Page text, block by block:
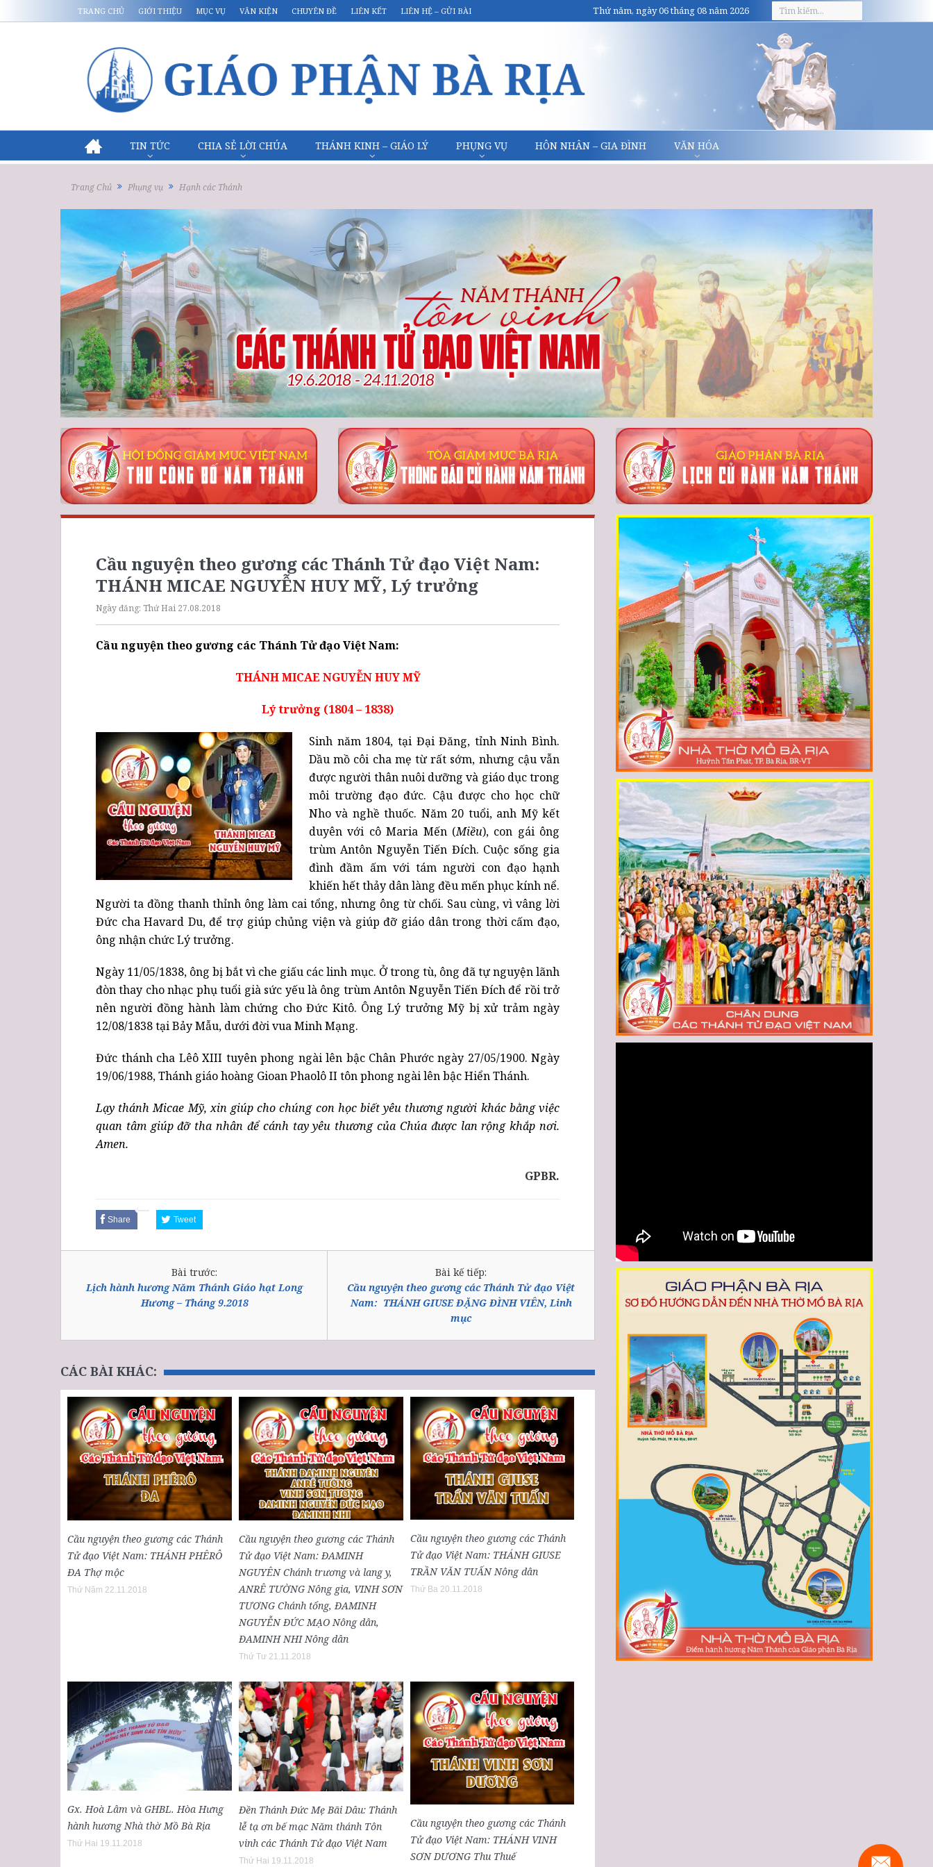
TRANG CHỦ GIỚI THIỆU MỤC VỤ VĂN KIỆN CHUYÊN ĐỀ LIÊN KẾT LIÊN HỆ – GỬI BÀI Thứ năm, ngày 06 tháng 08 năm 2026
TIN TỨC CHIA SẺ LỜI CHÚA THÁNH KINH – GIÁO LÝ PHỤNG VỤ HÔN NHÂN – GIA ĐÌNH VĂN HÓA
Trang Chủ Phụng vụ Hạnh các Thánh
Cầu nguyện theo gương các Thánh Tử đạo Việt Nam:
THÁNH MICAE NGUYỄN HUY MỸ, Lý trưởng
Ngày đăng: Thứ Hai 27.08.2018
Cầu nguyện theo gương các Thánh Tử đạo Việt Nam:
THÁNH MICAE NGUYỄN HUY MỸ
Lý trưởng (1804 – 1838)
Sinh năm 1804, tại Đại Đăng, tỉnh Ninh Bình.
Dầu mồ côi cha mẹ từ rất sớm, nhưng cậu vẫn
được người thân nuôi dưỡng và giáo dục trong
môi trường đạo đức. Cậu được cho học chữ
Nho và nghề thuốc. Năm 20 tuổi, anh Mỹ kết
duyên với cô Maria Mến (Miều), con gái ông
trùm Antôn Nguyễn Tiến Đích. Cuộc sống gia
đình đầm ấm với tám người con đạo hạnh
khiến hết thảy dân làng đều mến phục kính nể.
Người ta đồng thanh thỉnh ông làm cai tổng, nhưng ông từ chối. Sau cùng, vì vâng lời
Đức cha Havard Du, để trợ giúp chủng viện và giúp đỡ giáo dân trong thời cấm đạo,
ông nhận chức Lý trưởng.
Ngày 11/05/1838, ông bị bắt vì che giấu các linh mục. Ở trong tù, ông đã tự nguyện lãnh
đòn thay cho nhạc phụ tuổi già sức yếu là ông trùm Antôn Nguyễn Tiến Đích để rồi trở
nên người đồng hành làm chứng cho Đức Kitô. Ông Lý trưởng Mỹ bị xử trảm ngày
12/08/1838 tại Bảy Mẫu, dưới đời vua Minh Mạng.
Đức thánh cha Lêô XIII tuyên phong ngài lên bậc Chân Phước ngày 27/05/1900. Ngày
19/06/1988, Thánh giáo hoàng Gioan Phaolô II tôn phong ngài lên bậc Hiển Thánh.
Lạy thánh Micae Mỹ, xin giúp cho chúng con học biết yêu thương người khác bằng việc
quan tâm giúp đỡ tha nhân để cánh tay yêu thương của Chúa được lan rộng khắp nơi.
Amen.
GPBR.
Share Tweet
Bài trước:
Lịch hành hương Năm Thánh Giáo hạt Long
Hương – Tháng 9.2018
Bài kế tiếp:
Cầu nguyện theo gương các Thánh Tử đạo Việt
Nam: THÁNH GIUSE ĐẶNG ĐÌNH VIÊN, Linh
mục
CÁC BÀI KHÁC:
Cầu nguyện theo gương các Thánh
Tử đạo Việt Nam: THÁNH PHÊRÔ
ĐA Thợ mộc
Thứ Năm 22.11.2018
Cầu nguyện theo gương các Thánh
Tử đạo Việt Nam: ĐAMINH
NGUYÊN Chánh trương và lang y,
ANRÊ TƯỜNG Nông gia, VINH SƠN
TƯƠNG Chánh tổng, ĐAMINH
NGUYỄN ĐỨC MẠO Nông dân,
ĐAMINH NHI Nông dân
Thứ Tư 21.11.2018
Cầu nguyện theo gương các Thánh
Tử đạo Việt Nam: THÁNH GIUSE
TRẦN VĂN TUẤN Nông dân
Thứ Ba 20.11.2018
Gx. Hoà Lâm và GHBL. Hòa Hưng
hành hương Nhà thờ Mồ Bà Rịa
Thứ Hai 19.11.2018
Đền Thánh Đức Mẹ Bãi Dâu: Thánh
lễ tạ ơn bế mạc Năm thánh Tôn
vinh các Thánh Tử đạo Việt Nam
Thứ Hai 19.11.2018
Cầu nguyện theo gương các Thánh
Tử đạo Việt Nam: THÁNH VINH
SƠN DƯƠNG Thu Thuế